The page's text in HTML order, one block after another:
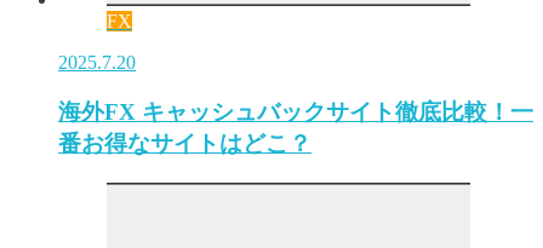
FX
2025.7.20
海外FX キャッシュバックサイト徹底比較！一
番お得なサイトはどこ？